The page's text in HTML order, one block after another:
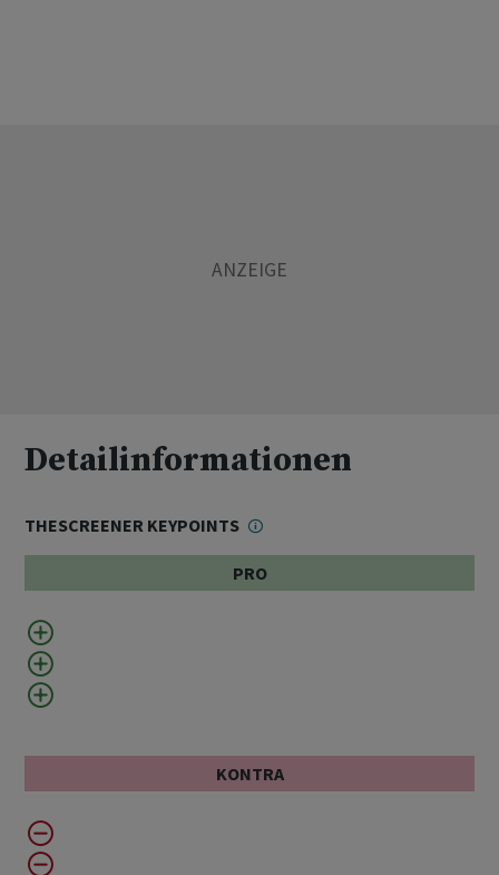
Detailinformationen
THESCREENER KEYPOINTS
PRO
KONTRA